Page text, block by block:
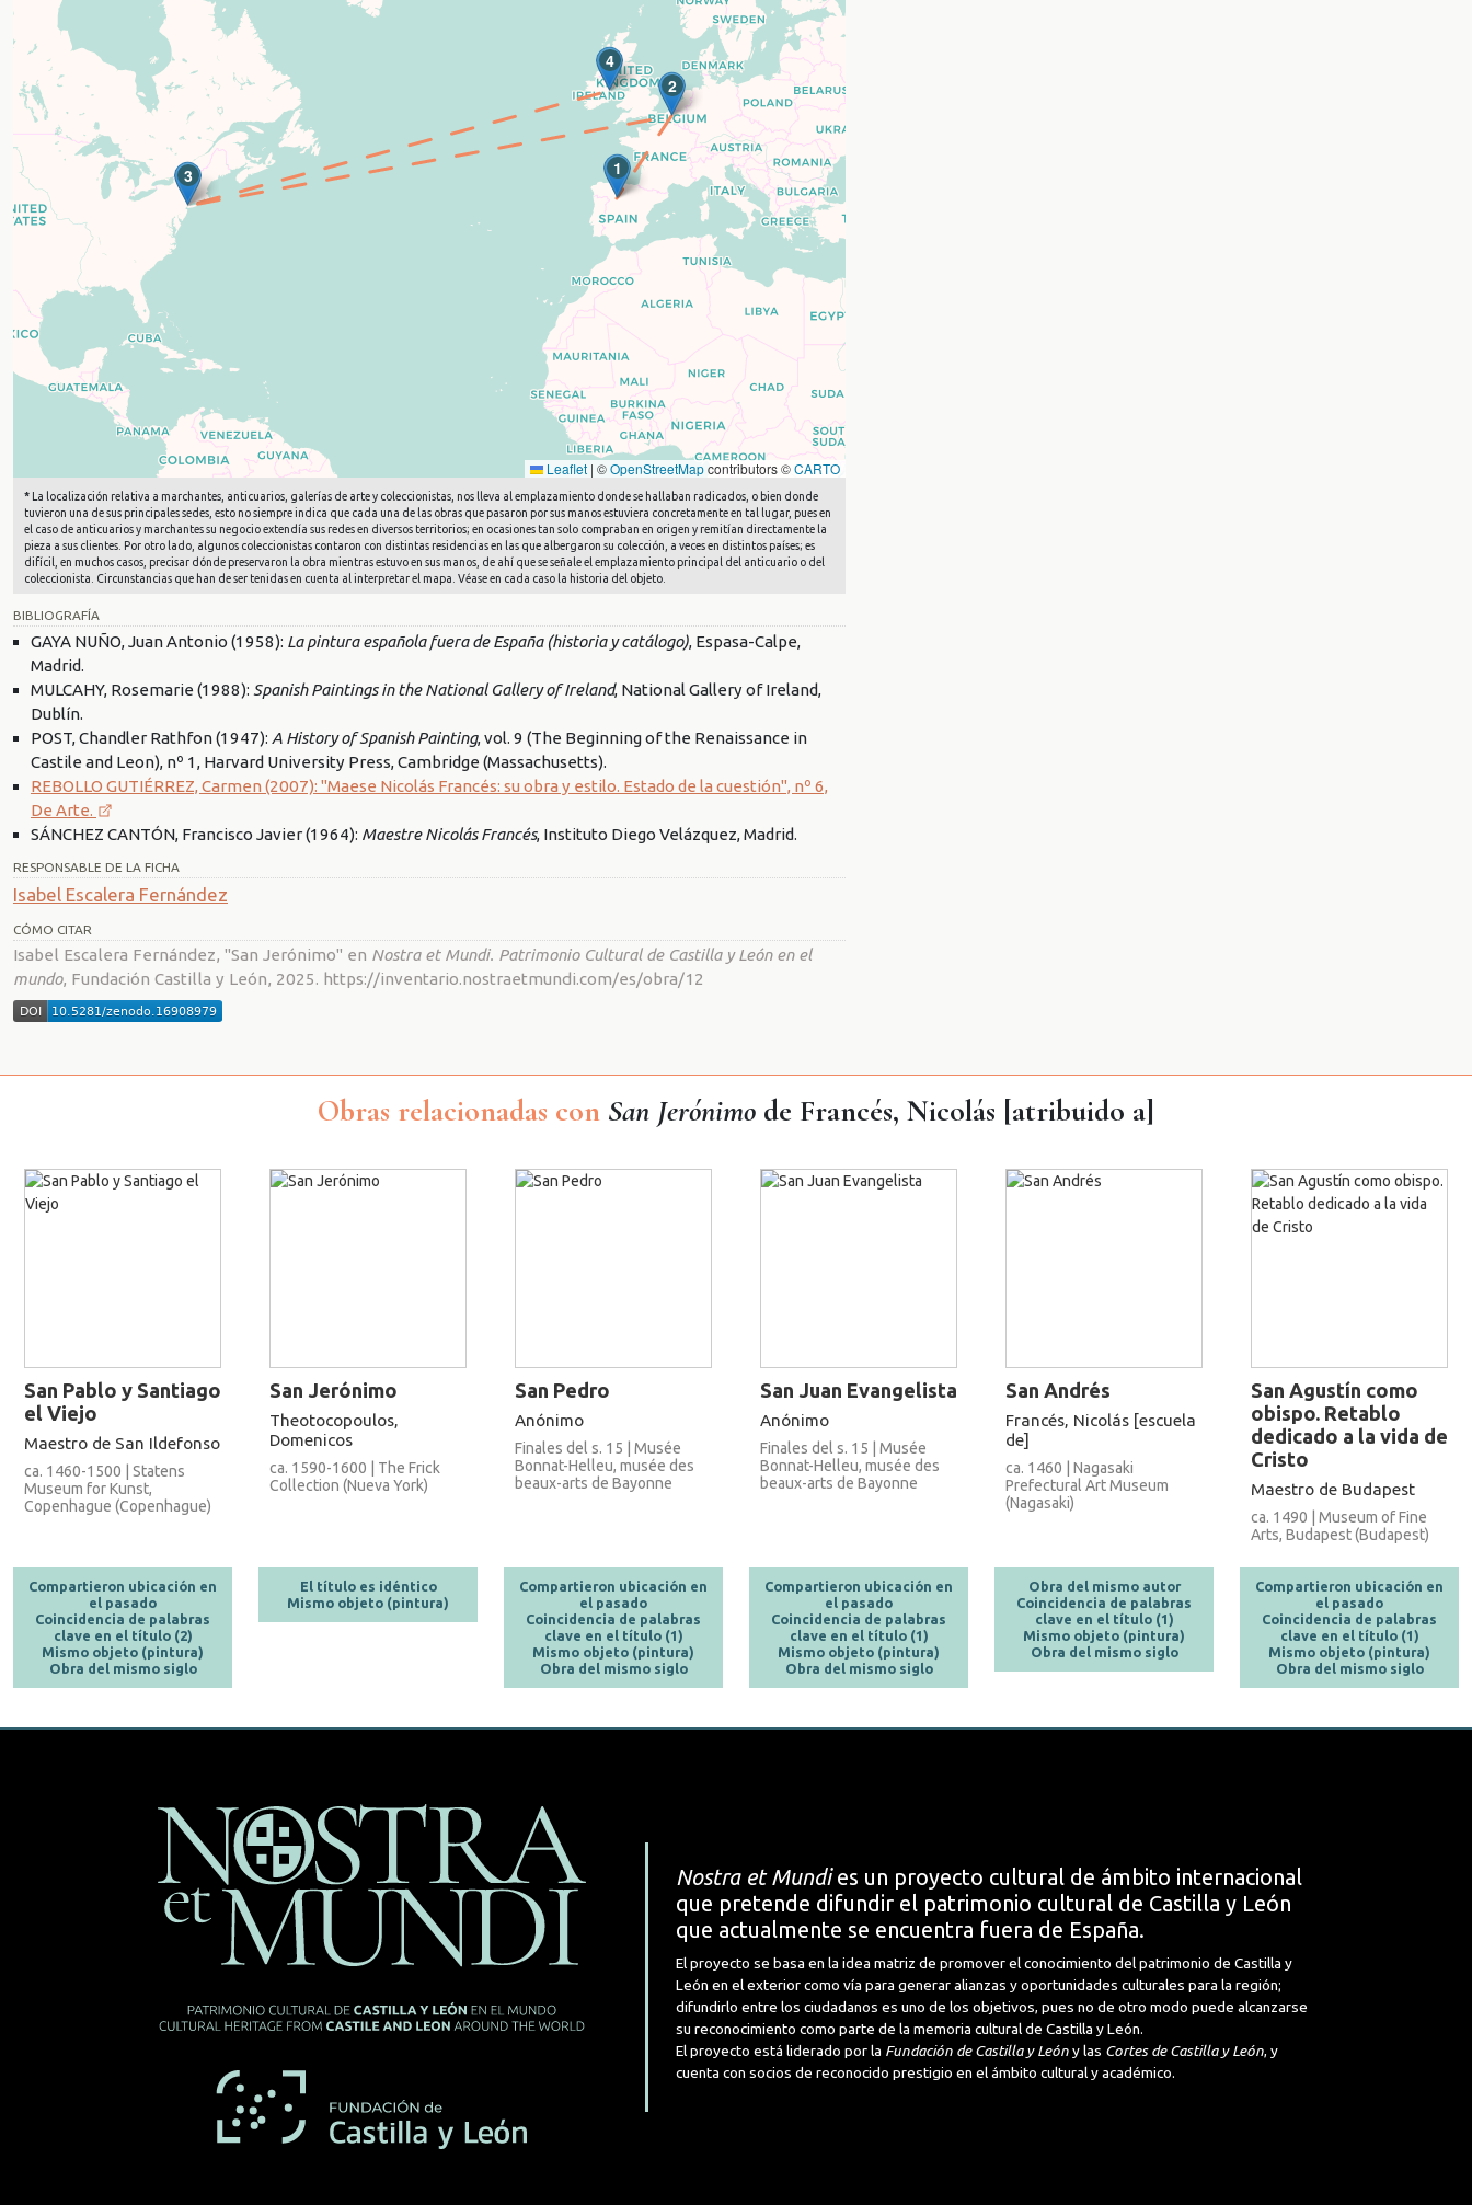
1
2
3
4
Leaflet | ©OpenStreetMapcontributors ©CARTO
* La localización relativa a marchantes, anticuarios, galerías de arte y coleccionistas, nos lleva al emplazamiento donde se hallaban radicados, o bien donde
tuvieron una de sus principales sedes, esto no siempre indica que cada una de las obras que pasaron por sus manos estuviera concretamente en tal lugar, pues en
el caso de anticuarios y marchantes su negocio extendía sus redes en diversos territorios; en ocasiones tan solo compraban en origen y remitían directamente la
pieza a sus clientes. Por otro lado, algunos coleccionistas contaron con distintas residencias en las que albergaron su colección, a veces en distintos países; es
difícil, en muchos casos, precisar dónde preservaron la obra mientras estuvo en sus manos, de ahí que se señale el emplazamiento principal del anticuario o del
coleccionista. Circunstancias que han de ser tenidas en cuenta al interpretar el mapa. Véase en cada caso la historia del objeto.
BIBLIOGRAFÍA
GAYA NUÑO, Juan Antonio (1958): La pintura española fuera de España (historia y catálogo), Espasa-Calpe,
Madrid.
MULCAHY, Rosemarie (1988): Spanish Paintings in the National Gallery of Ireland, National Gallery of Ireland,
Dublín.
POST, Chandler Rathfon (1947): A History of Spanish Painting, vol. 9 (The Beginning of the Renaissance in
Castile and Leon), nº 1, Harvard University Press, Cambridge (Massachusetts).
REBOLLO GUTIÉRREZ, Carmen (2007): "Maese Nicolás Francés: su obra y estilo. Estado de la cuestión", nº 6,
De Arte.
SÁNCHEZ CANTÓN, Francisco Javier (1964): Maestre Nicolás Francés, Instituto Diego Velázquez, Madrid.
RESPONSABLE DE LA FICHA
Isabel Escalera Fernández
CÓMO CITAR
Isabel Escalera Fernández, "San Jerónimo" en Nostra et Mundi. Patrimonio Cultural de Castilla y León en el
mundo, Fundación Castilla y León, 2025. https://inventario.nostraetmundi.com/es/obra/12
Obras relacionadas con San Jerónimo de Francés, Nicolás [atribuido a]
San Pablo y Santiago
el Viejo
Maestro de San Ildefonso
ca. 1460-1500 | Statens
Museum for Kunst,
Copenhague (Copenhague)
Compartieron ubicación en
el pasado
Coincidencia de palabras
clave en el título (2)
Mismo objeto (pintura)
Obra del mismo siglo
San Jerónimo
Theotocopoulos,
Domenicos
ca. 1590-1600 | The Frick
Collection (Nueva York)
El título es idéntico
Mismo objeto (pintura)
San Pedro
Anónimo
Finales del s. 15 | Musée
Bonnat-Helleu, musée des
beaux-arts de Bayonne
Compartieron ubicación en
el pasado
Coincidencia de palabras
clave en el título (1)
Mismo objeto (pintura)
Obra del mismo siglo
San Juan Evangelista
Anónimo
Finales del s. 15 | Musée
Bonnat-Helleu, musée des
beaux-arts de Bayonne
Compartieron ubicación en
el pasado
Coincidencia de palabras
clave en el título (1)
Mismo objeto (pintura)
Obra del mismo siglo
San Andrés
Francés, Nicolás [escuela
de]
ca. 1460 | Nagasaki
Prefectural Art Museum
(Nagasaki)
Obra del mismo autor
Coincidencia de palabras
clave en el título (1)
Mismo objeto (pintura)
Obra del mismo siglo
San Agustín como
obispo. Retablo
dedicado a la vida de
Cristo
Maestro de Budapest
ca. 1490 | Museum of Fine
Arts, Budapest (Budapest)
Compartieron ubicación en
el pasado
Coincidencia de palabras
clave en el título (1)
Mismo objeto (pintura)
Obra del mismo siglo
Nostra et Mundies un proyecto cultural de ámbito internacional
que pretende difundir el patrimonio cultural de Castilla y León
que actualmente se encuentra fuera de España.
El proyecto se basa en la idea matriz de promover el conocimiento del patrimonio de Castilla y
León en el exterior como vía para generar alianzas y oportunidades culturales para la región;
difundirlo entre los ciudadanos es uno de los objetivos, pues no de otro modo puede alcanzarse
su reconocimiento como parte de la memoria cultural de Castilla y León.
El proyecto está liderado por la Fundación de Castilla y Leóny las Cortes de Castilla y León, y
cuenta con socios de reconocido prestigio en el ámbito cultural y académico.